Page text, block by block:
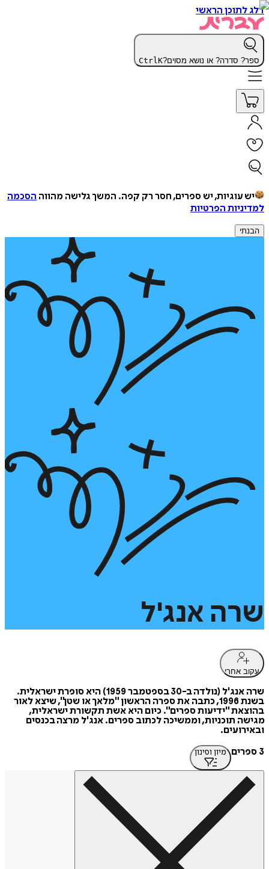
דלג לתוכן הראשי
ספר? סדרה? או נושא מסוים? CtrlK
יש עוגיות, יש ספרים, חסר רק קפה. המשך גלישה מהווה הסכמה
למדיניות הפרטיות
הבנתי
שרה אנג'ל
עקוב אחרי
שרה אנג'ל (נולדה ב-30 בספטמבר 1959) היא סופרת ישראלית.
בשנת 1996, כתבה את ספרה הראשון "מלאך או שטן", שיצא לאור
בהוצאת "ידיעות ספרים". כיום היא אשת תקשורת ישראלית,
מגישה תוכניות, וממשיכה לכתוב ספרים. אנג'ל מרצה בכנסים
ובאירועים.
3 ספרים
מיון וסינון